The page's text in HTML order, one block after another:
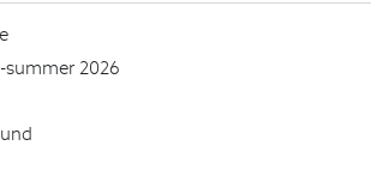
summer 2026